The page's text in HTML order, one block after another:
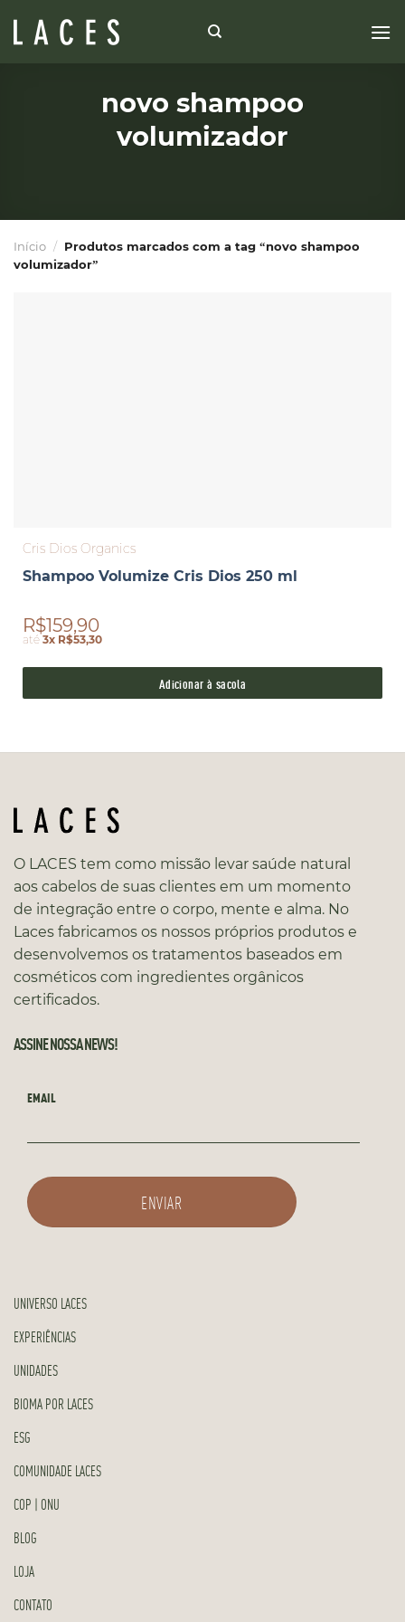
novo shampoo
volumizador
Início /
Produtos marcados com a tag “novo shampoo
volumizador”
Cris Dios Organics
Shampoo Volumize Cris Dios 250 ml
R$159,90
até3x R$53,30
Adicionar à sacola
O LACES tem como missão levar saúde natural
aos cabelos de suas clientes em um momento
de integração entre o corpo, mente e alma. No
Laces fabricamos os nossos próprios produtos e
desenvolvemos os tratamentos baseados em
cosméticos com ingredientes orgânicos
certificados.
ASSINE NOSSA NEWS!
EMAIL
UNIVERSO LACES
EXPERIÊNCIAS
UNIDADES
BIOMA POR LACES
ESG
COMUNIDADE LACES
COP | ONU
BLOG
LOJA
CONTATO